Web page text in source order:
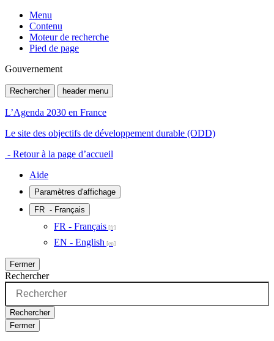
Menu
Contenu
Moteur de recherche
Pied de page
Gouvernement
Rechercher header menu
L’Agenda 2030 en France
Le site des objectifs de développement durable (ODD)
- Retour à la page d’accueil
Aide
Paramètres d'affichage
FR - Français
FR - Français
EN - English
Fermer
Rechercher
Rechercher
Fermer